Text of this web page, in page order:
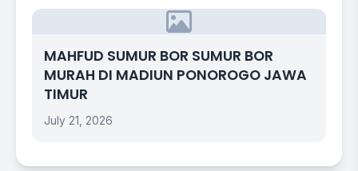
MAHFUD SUMUR BOR SUMUR BOR
MURAH DI MADIUN PONOROGO JAWA
TIMUR
July 21, 2026